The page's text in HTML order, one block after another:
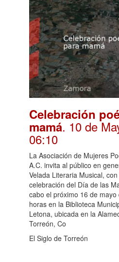
Celebración
mamá. 10 de
06:10
La Asociación de Mujeres
A.C. invita al público en
Velada Literaria Musical,
celebración del Día de las
cabo el próximo 16 de
horas en la Biblioteca
Letona, ubicada en la
Torreón, Co
El Siglo de Torreón